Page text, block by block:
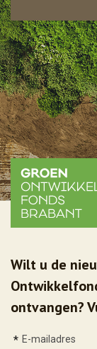
Wilt u de
ontvangen?
E-mailadres
*